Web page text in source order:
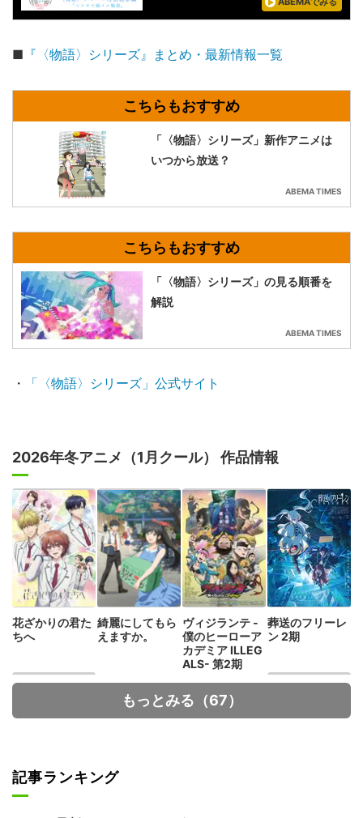
■ 『〈物語〉シリーズ』まとめ・最新情報一覧
「〈物語〉シリーズ」新作アニメは
いつから放送？
ABEMA TIMES
「〈物語〉シリーズ」の見る順番を
解説
ABEMA TIMES
・ 「〈物語〉シリーズ」公式サイト
2026年冬アニメ（1月クール） 作品情報
花ざかりの君た
ちへ
綺麗にしてもら
えますか。
ヴィジランテ -
僕のヒーローア
カデミア ILLEG
ALS- 第2期
葬送のフリーレ
ン 2期
もっとみる（67）
記事ランキング